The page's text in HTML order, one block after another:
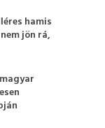
hamis
jön rá,